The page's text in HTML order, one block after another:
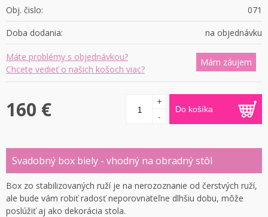
Obj. čislo:
071
Doba dodania:
na objednávku
Máte problémy s objednávkou?
Chcete vedieť o našich košoch viac?
160 €
Mám záujem
Do košíka
+
-
Svadobný box biely - vhodný na obradný stôl
Box zo stabilizovaných ruží je na nerozoznanie od čerstvých ruží,
ale bude vám robiť radosť neporovnateľne dlhšiu dobu, môže
poslúžiť aj ako dekorácia stola.